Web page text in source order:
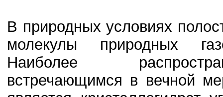
В природных условиях
молекулы природных
Наиболее
встречающимся в вечной